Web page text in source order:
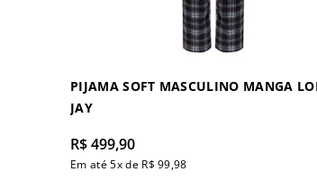
PIJAMA SOFT MASCULINO MANGA
JAY
R$499,90
Em até5x de R$ 99,98